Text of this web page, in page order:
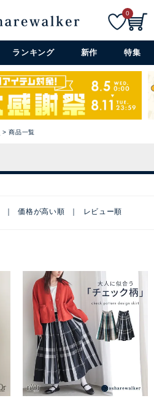
詳細検索+
0
ランキング 新作 特集
商品一覧
価格が高い順 レビュー順